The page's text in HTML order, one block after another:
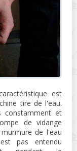
est
tire de l'eau.
constamment et
de vidange
de l'eau
pas entendu